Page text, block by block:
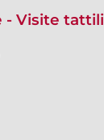
- Visite tattili